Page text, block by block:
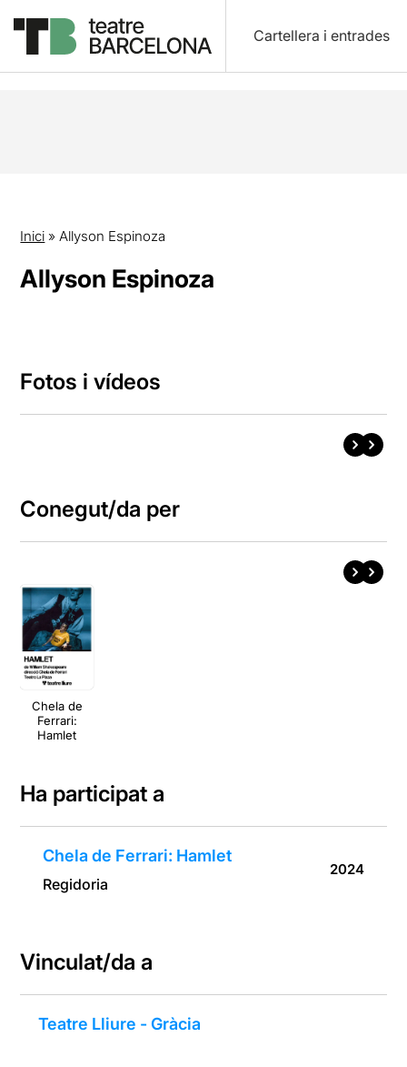
Cartellera i entrades
Inici »Allyson Espinoza
Allyson Espinoza
Fotos i vídeos
Conegut/da per
Chela de
Ferrari:
Hamlet
Ha participat a
Chela de Ferrari: Hamlet
Regidoria
2024
Vinculat/da a
Teatre Lliure - Gràcia